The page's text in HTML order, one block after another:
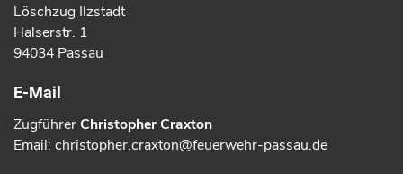
Löschzug Ilzstadt
Halserstr. 1
94034 Passau
E-Mail
ZugführerChristopher Craxton
Email: christopher.craxton@feuerwehr-passau.de